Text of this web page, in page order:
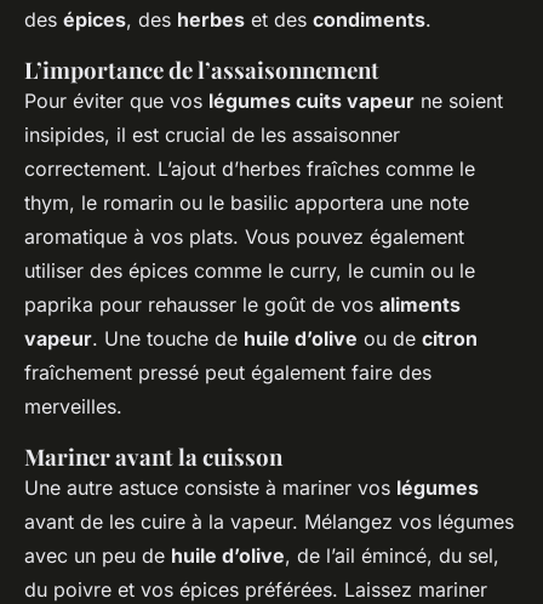
des épices, des herbes et des condiments.
L’importance de l’assaisonnement
Pour éviter que vos légumes cuits vapeur ne soient
insipides, il est crucial de les assaisonner
correctement. L’ajout d’herbes fraîches comme le
thym, le romarin ou le basilic apportera une note
aromatique à vos plats. Vous pouvez également
utiliser des épices comme le curry, le cumin ou le
paprika pour rehausser le goût de vos aliments
vapeur. Une touche de huile d’olive ou de citron
fraîchement pressé peut également faire des
merveilles.
Mariner avant la cuisson
Une autre astuce consiste à mariner vos légumes
avant de les cuire à la vapeur. Mélangez vos légumes
avec un peu de huile d’olive, de l’ail émincé, du sel,
du poivre et vos épices préférées. Laissez mariner